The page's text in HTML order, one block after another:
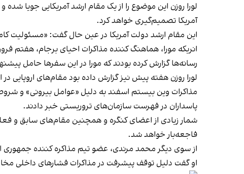
لورا روزن این موضوع را از یک مقام ارشد آمریکایی جویا
آمریکا تصمیم‌گیری خواهد کرد.
این مقام ارشد دولت آمریکا در عین حال گفت: «مسئولیت
انریکه مورا، هماهنگ کننده مذاکرات احیای برجام، هفتم
رسانه‌ها گزارش کرده بودند که مورا در این سفرها حامل
لورا روزن هفته پیش نیز گزارش داده بود مقام‌های اروپایی
مذاکرات وین بیستم اسفند به دلیل «عوامل بیرونی» و
پاسداران در فهرست سازمان‌های تروریستی خبر دادند.
شمار زیادی از اعضای کنگره و همچنین مقام‌های سابق و
فاجعه‌بار خواهد شد.
از سوی دیگر محمد مرندی، عضو تیم مذاکره کننده جمهوری
او گفت دلیل توقف پیشرفت در مذاکرات فشارهای داخلی